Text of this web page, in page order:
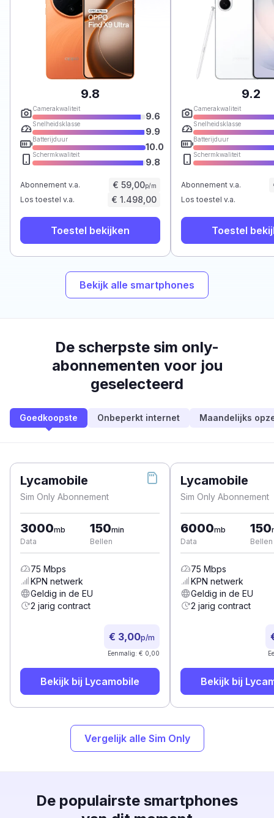
9.8
Camerakwaliteit
9.6
Snelheidsklasse
9.9
Batterijduur
10.0
Schermkwaliteit
9.8
Abonnement v.a. € 59,00p/m
Los toestel v.a. € 1.498,00
Toestel bekijken
9.2
Camerakwaliteit
Snelheidsklasse
Batterijduur
Schermkwaliteit
Abonnement v.a.
Los toestel v.a.
Toestel
Bekijk alle smartphones
De scherpste sim only-
abonnementen voor jou
geselecteerd
Goedkoopste Onbeperkt internet Maandelijks
Lycamobile
Sim Only Abonnement
3000mb
Data
150min
Bellen
75 Mbps
KPN netwerk
Geldig in de EU
2 jarig contract
€ 3,00p/m
Eenmalig: € 0,00
Bekijk bij Lycamobile
Lycamobile
Sim Only Abonnement
6000mb
Data
150
Bellen
75 Mbps
KPN netwerk
Geldig in de EU
2 jarig contract
Bekijk bij
Vergelijk alle Sim Only
De populairste smartphones